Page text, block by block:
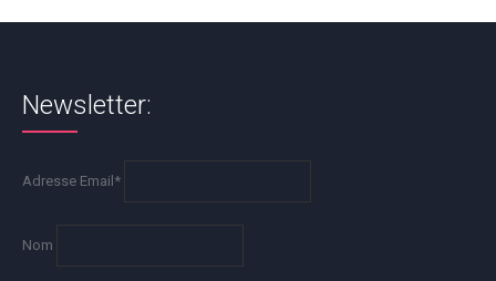
Newsletter:
Adresse Email*
Nom